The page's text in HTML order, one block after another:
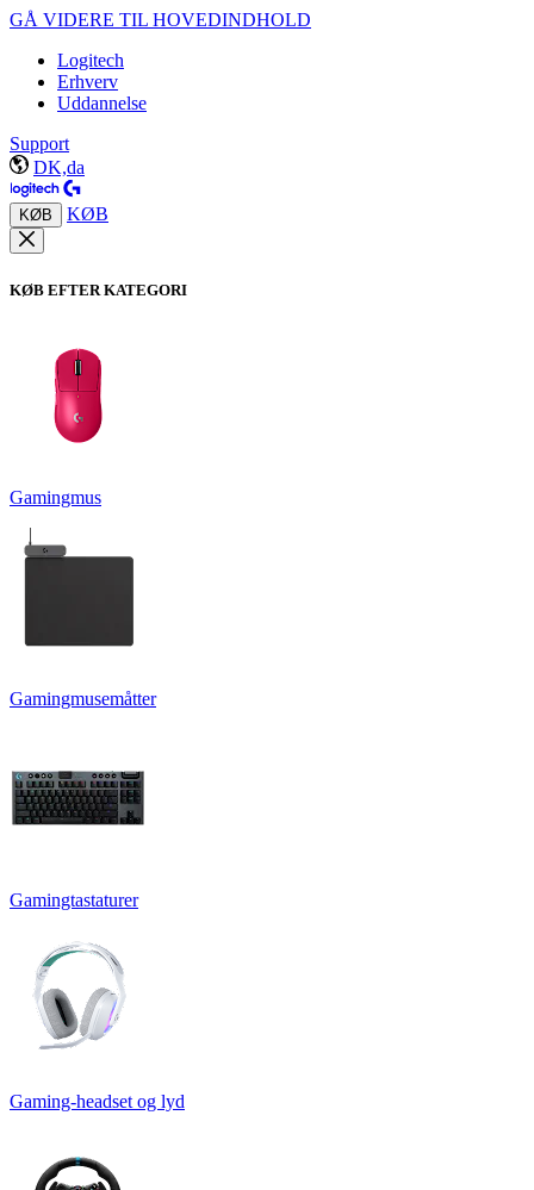
GÅ VIDERE TIL HOVEDINDHOLD
Logitech
Erhverv
Uddannelse
Support
DK,da
KØB KØB
KØB EFTER KATEGORI
Gamingmus
Gamingmusemåtter
Gamingtastaturer
Gaming-headset og lyd